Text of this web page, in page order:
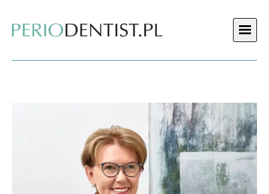
LEKARZE
NASZ GABINET
ZABIEGI
PYTANIA
STREFA PACJENTA